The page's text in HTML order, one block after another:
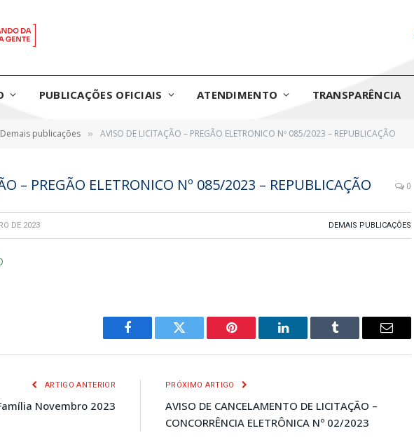
PUBLICAÇÕES OFICIAIS ATENDIMENTO TRANSPARÊNCIA
Demais publicações » AVISO DE LICITAÇÃO – PREGÃO ELETRONICO Nº 085/2023 – REPUBLICAÇÃO
– PREGÃO ELETRONICO Nº 085/2023 – REPUBLICAÇÃO 0
DE 2023 DEMAIS PUBLICAÇÕES
Facebook Twitter Pinterest LinkedIn Tumblr
E-
ARTIGO ANTERIOR
Novembro 2023
PRÓXIMO ARTIGO
AVISO DE CANCELAMENTO DE LICITAÇÃO –
CONCORRÊNCIA ELETRÔNICA Nº 02/2023